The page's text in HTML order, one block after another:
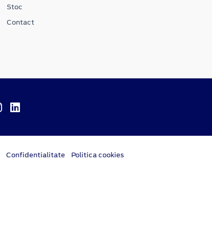
Stoc
Contact
Confidentialitate Politica cookies